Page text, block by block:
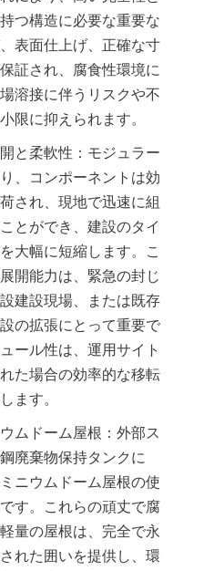
つ構造に必要な重要な
表面仕上げ、正確な寸
証され、腐食性環境に
溶接に伴うリスクや不
限に抑えられます。
と柔軟性：モジュラー
、コンポーネントは効
され、現地で迅速に組
とができ、建設のタイ
大幅に短縮します。こ
開能力は、緊急の封じ
建設現場、または既存
の拡張にとって重要で
ール性は、運用サイト
た場合の効率的な移転
ます。
ムドーム屋根：外部ス
廃棄物保持タンクに
ニウムドーム屋根の使
す。これらの頑丈で腐
量の屋根は、完全で永
れた囲いを提供し、環